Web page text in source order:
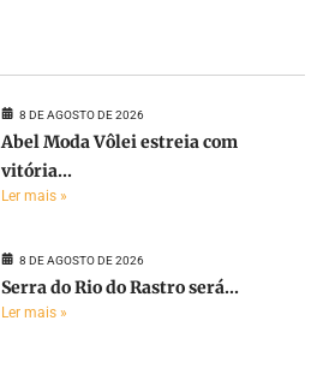
8 DE AGOSTO DE 2026
Abel Moda Vôlei estreia com
vitória...
Ler mais »
8 DE AGOSTO DE 2026
Serra do Rio do Rastro será...
Ler mais »